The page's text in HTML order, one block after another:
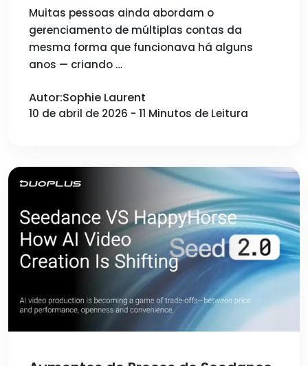
2026 sem ser banido
Muitas pessoas ainda abordam o
gerenciamento de múltiplas contas da
mesma forma que funcionava há alguns
anos — criando …
Autor:Sophie Laurent
10 de abril de 2026 - 11 Minutos de Leitura